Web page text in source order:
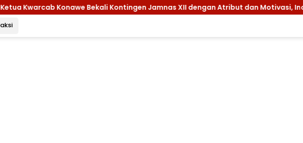
Konawe Bekali Kontingen Jamnas XII dengan Atribut dan Motivasi, Incar Gelar